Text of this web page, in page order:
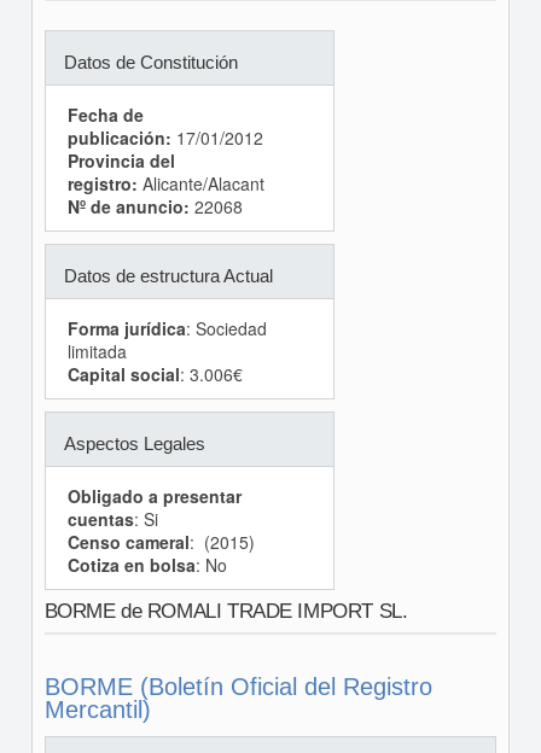
Datos de Constitución
Fecha de
publicación: 17/01/2012
Provincia del
registro: Alicante/Alacant
Nº de anuncio: 22068
Datos de estructura Actual
Forma jurídica: Sociedad
limitada
Capital social: 3.006€
Aspectos Legales
Obligado a presentar
cuentas: Si
Censo cameral: (2015)
Cotiza en bolsa: No
BORME de ROMALI TRADE IMPORT SL.
BORME (Boletín Oficial del Registro
Mercantil)